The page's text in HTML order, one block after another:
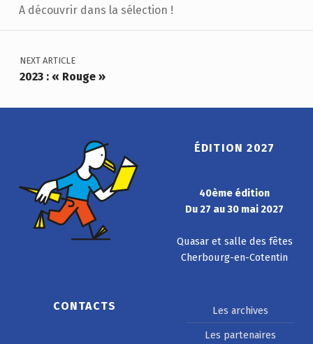
A découvrir dans la sélection !
Navigation de l’article
NEXT ARTICLE
2023 : « Rouge »
ÉDITION 2027
40ème édition
Du 27 au 30 mai 2027
Quasar et salle des fêtes
Cherbourg-en-Cotentin
CONTACTS
Les archives
Les partenaires